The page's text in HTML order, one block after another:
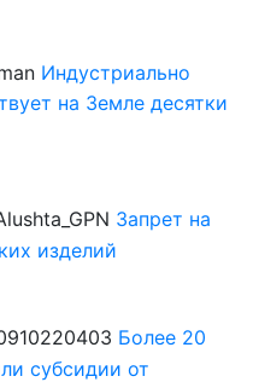
Индустриально
на Земле десятки
Запрет на
изделий
Более 20
субсидии от